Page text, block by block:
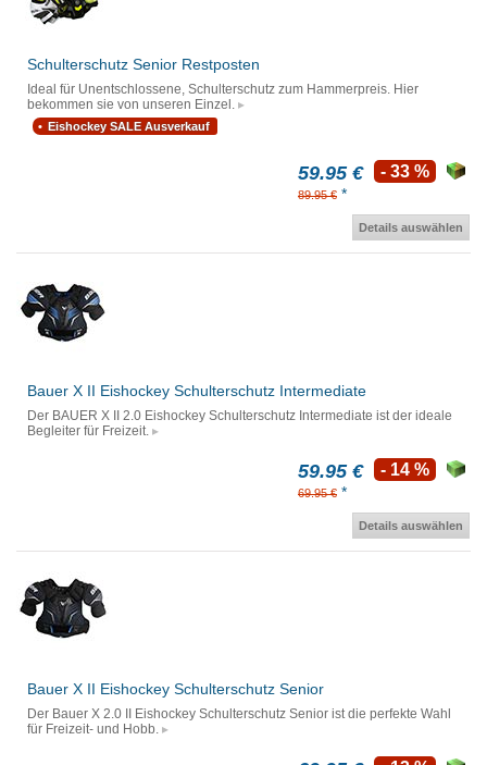
Schulterschutz Senior Restposten
Ideal für Unentschlossene, Schulterschutz zum Hammerpreis. Hier
bekommen sie von unseren Einzel.
Eishockey SALE Ausverkauf
59.95 €
89.95 € *
- 33 %
Details auswählen
Bauer X II Eishockey Schulterschutz Intermediate
Der BAUER X II 2.0 Eishockey Schulterschutz Intermediate ist der ideale
Begleiter für Freizeit.
59.95 €
69.95 € *
- 14 %
Details auswählen
Bauer X II Eishockey Schulterschutz Senior
Der Bauer X 2.0 II Eishockey Schulterschutz Senior ist die perfekte Wahl
für Freizeit- und Hobb.